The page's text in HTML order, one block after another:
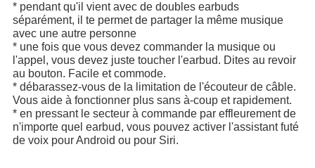
* pendant qu'il vient avec de doubles earbuds
séparément, il te permet de partager la même musique
avec une autre personne
* une fois que vous devez commander la musique ou
l'appel, vous devez juste toucher l'earbud. Dites au revoir
au bouton. Facile et commode.
* débarassez-vous de la limitation de l'écouteur de câble.
Vous aide à fonctionner plus sans à-coup et rapidement.
* en pressant le secteur à commande par effleurement de
n'importe quel earbud, vous pouvez activer l'assistant futé
de voix pour Android ou pour Siri.